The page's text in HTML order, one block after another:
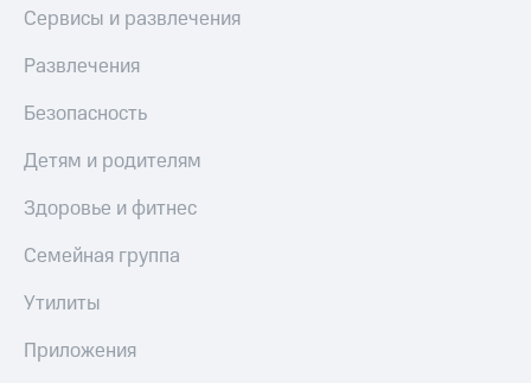
Сервисы и развлечения
Развлечения
Безопасность
Детям и родителям
Здоровье и фитнес
Семейная группа
Утилиты
Приложения